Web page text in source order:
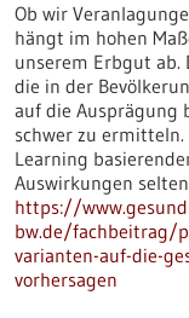
Ob wir
hängt im hohen
unserem Erbgut ab.
die in der
auf die Ausprägung
schwer zu
Learning
Auswirkungen
https://
bw.de/fachbeitrag/
varianten-auf-die-
vorhersagen